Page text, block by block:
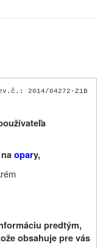
2014/04272-Z1B
opary,
predtým,
obsahuje pre vás